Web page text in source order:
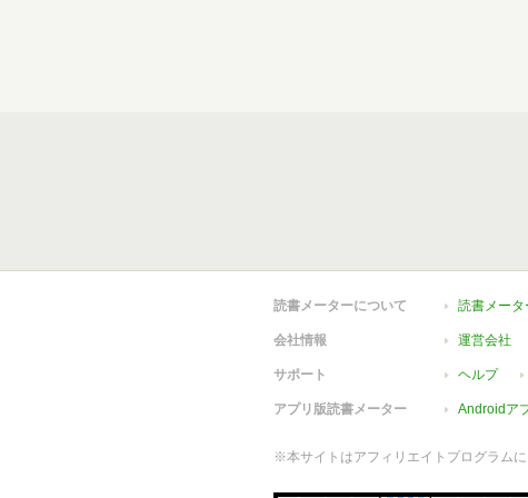
読書メーターについて 読書メータ
会社情報 運営会社
サポート ヘルプ
アプリ版読書メーター Androidア
※本サイトはアフィリエイトプログラム